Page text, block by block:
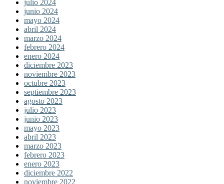
julio 2024
junio 2024
mayo 2024
abril 2024
marzo 2024
febrero 2024
enero 2024
diciembre 2023
noviembre 2023
octubre 2023
septiembre 2023
agosto 2023
julio 2023
junio 2023
mayo 2023
abril 2023
marzo 2023
febrero 2023
enero 2023
diciembre 2022
noviembre 2022